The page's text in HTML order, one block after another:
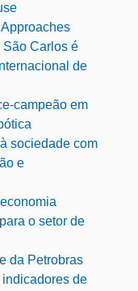
São Carlos é
de
campeão em
sociedade com
e
o setor de
da Petrobras
de